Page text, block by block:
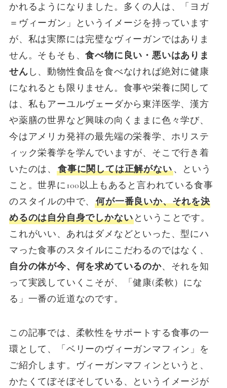
かれるようになりました。多くの人は、「ヨガ
＝ヴィーガン」というイメージを持っています
が、私は実際には完璧なヴィーガンではありま
せん。そもそも、食べ物に良い・悪いはありま
せん し、動物性食品を食べなければ絶対に健康
になれるとも限りません。食事や栄養に関して
は、私もアーユルヴェーダから東洋医学、漢方
や薬膳の世界など興味の向くままに色々学び、
今はアメリカ発祥の最先端の栄養学、ホリステ
ィック栄養学を学んでいますが、そこで行き着
いたのは、 食事に関しては正解がない、という
こと。世界に100以上もあると言われている食事
のスタイルの中で、何が一番良いか、それを決
めるのは自分自身でしかない ということです。
これがいい、あれはダメなどといった、型にハ
マった食事のスタイルにこだわるのではなく、
自分の体が今、何を求めているのか、それを知
って実践していくこそが、「健康(柔軟）にな
る」一番の近道なのです。
この記事では、柔軟性をサポートする食事の一
環として、「ベリーのヴィーガンマフィン」を
ご紹介します。ヴィーガンマフィンというと、
かたくてぼそぼそしている、というイメージが